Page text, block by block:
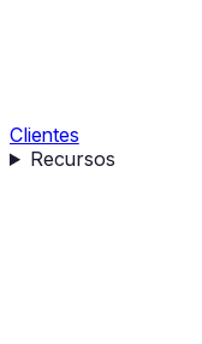
Clientes
Recursos